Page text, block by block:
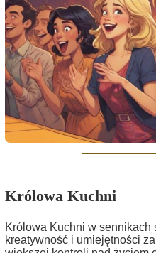
Królowa Kuchni
Królowa Kuchni w sennikach
kreatywność i umiejętności